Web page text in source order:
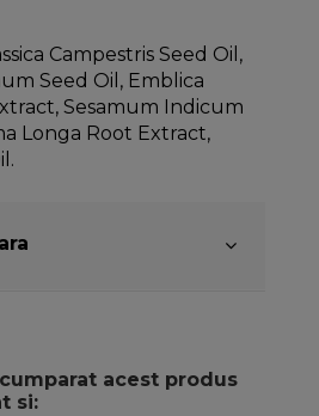
Campestris Seed Oil,
Seed Oil, Emblica
Sesamum Indicum
Longa Root Extract,
acest produs
si: